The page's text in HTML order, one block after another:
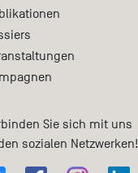
Sie sich mit uns
sozialen Netzwerken!